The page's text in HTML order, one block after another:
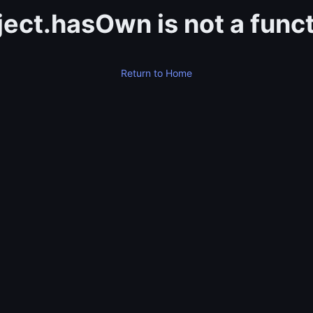
is not a
Return to Home